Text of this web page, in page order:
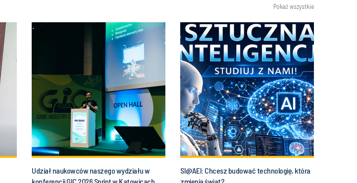
Pokaż wszystkie
Udział naukowców naszego wydziału w
SI@AEI: Chcesz budować technologię, która